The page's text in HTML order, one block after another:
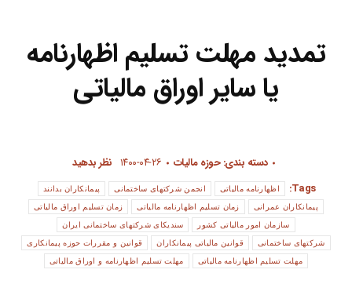
تمدید مهلت تسلیم اظهارنامه
یا سایر اوراق مالیاتی
دسته بندی:حوزه مالیات ۱۴۰۰-۰۴-۲۶ نظر بدهید
Tags:
اظهارنامه مالیاتی انجمن شرکتهای ساختمانی پیمانکاران بدانند
پیمانکاران عمرانی زمان تسلیم اظهارنامه مالیاتی زمان تسلیم اوراق مالیاتی
سازمان امور مالیاتی کشور سندیکای شرکتهای ساختمانی ایران
شرکتهای ساختمانی قوانین مالیاتی پیمانکاران قوانین و مقررات حوزه پیمانکاری
مهلت تسلیم اظهارنامه مالیاتی مهلت تسلیم اظهارنامه و اوراق مالیاتی